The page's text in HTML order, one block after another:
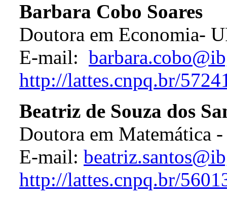
Barbara Cobo Soares
Doutora em Economia-
E-mail:
http://lattes.cnpq.br/
Beatriz de Souza dos
Doutora em Matemática
E-mail:
http://lattes.cnpq.br/